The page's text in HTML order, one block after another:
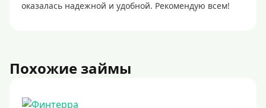
оказалась надежной и удобной. Рекомендую всем!
Похожие займы